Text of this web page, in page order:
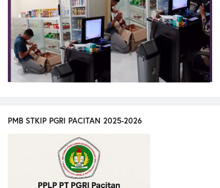
PMB STKIP PGRI PACITAN 2025-2026